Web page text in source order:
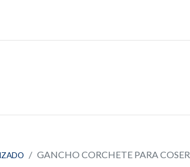
GANCHO CORCHETE PARA COSER